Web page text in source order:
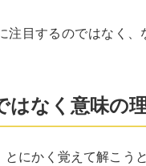
注目するのではなく
なく意味の理
にかく覚えて解こう